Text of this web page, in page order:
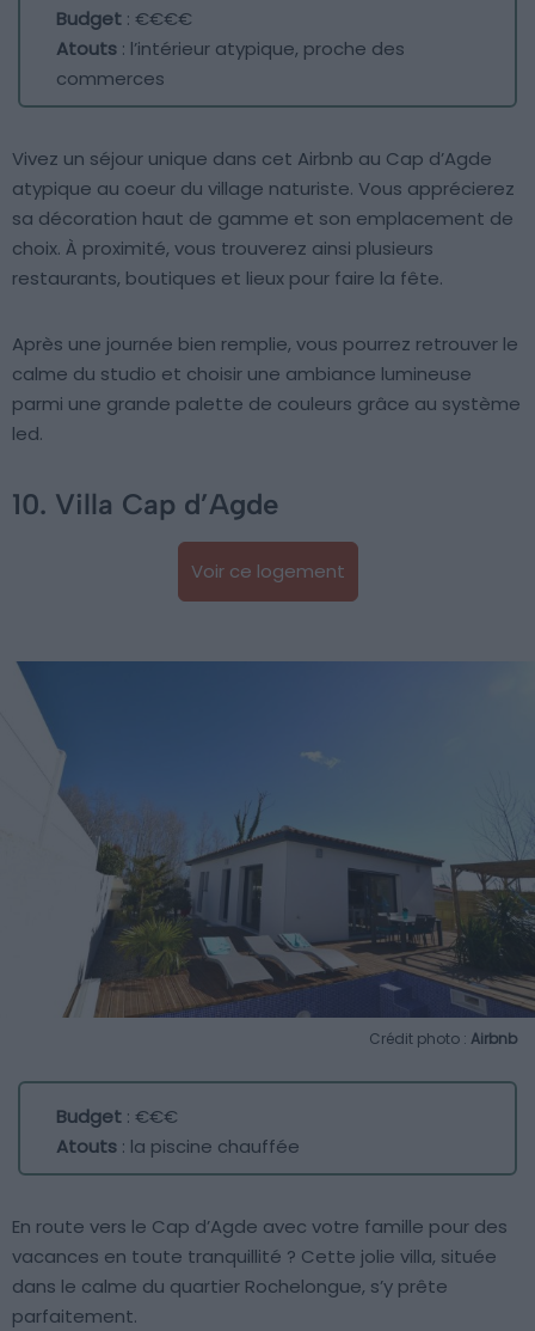
Budget : €€€€
Atouts : l’intérieur atypique, proche des
commerces
Vivez un séjour unique dans cet Airbnb au Cap d’Agde
atypique au coeur du village naturiste. Vous apprécierez
sa décoration haut de gamme et son emplacement de
choix. À proximité, vous trouverez ainsi plusieurs
restaurants, boutiques et lieux pour faire la fête.
Après une journée bien remplie, vous pourrez retrouver le
calme du studio et choisir une ambiance lumineuse
parmi une grande palette de couleurs grâce au système
led.
10. Villa Cap d’Agde
Voir ce logement
Crédit photo : Airbnb
Budget : €€€
Atouts : la piscine chauffée
En route vers le Cap d’Agde avec votre famille pour des
vacances en toute tranquillité ? Cette jolie villa, située
dans le calme du quartier Rochelongue, s’y prête
parfaitement.